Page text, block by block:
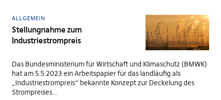
ALLGEMEIN
Stellungnahme zum
Industriestrompreis
Das Bundesministerium für Wirtschaft und Klimaschutz (BMWK)
hat am 5.5.2023 ein Arbeitspapier für das landläufig als
„Industriestrompreis“ bekannte Konzept zur Deckelung des
Strompreises…